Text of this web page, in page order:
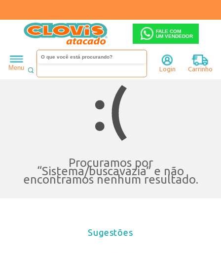
FALE COM
UM VENDEDOR
Menu Login Carrinho
Procuramos por
“Sistema/buscavazia” e não
encontramos nenhum resultado.
Sugestões